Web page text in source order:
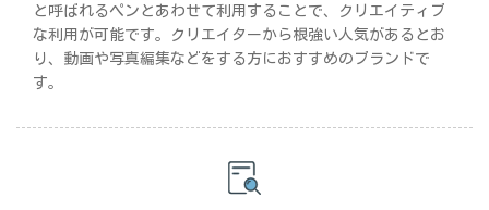
と呼ばれるペンとあわせて利用することで、クリエイティブ
な利用が可能です。クリエイターから根強い人気があるとお
り、動画や写真編集などをする方におすすめのブランドで
す。